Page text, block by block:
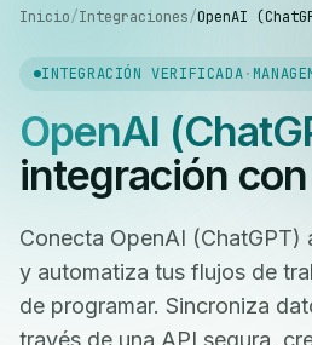
Inicio/Integraciones/OpenAI
INTEGRACIÓN VERIFICADA·
OpenAI
integración
Conecta OpenAI (ChatGPT)
y automatiza tus flujos de
de programar. Sincroniza
través de una API segura,